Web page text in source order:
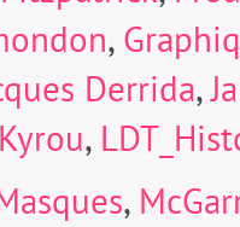
,
Derrida,
Kyrou,
,